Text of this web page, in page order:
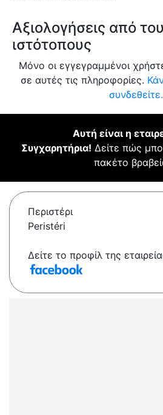
Αξιολογήσεις από
ιστότοπους
Μόνο οι εγγεγραμμένοι
σε αυτές τις πληροφορίες.
συνδεθείτε.
Αυτή είναι η
Συγχαρητήρια! Δείτε πώς
πακέτο
Περιστέρι
Peristéri
Δείτε το προφίλ της